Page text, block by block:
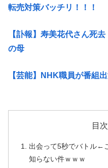
転売対策バッチリ！！！
【訃報】寿美花代さん
の母
【芸能】NHK職員が番組
目次
出会って5秒でバトル←
知らない件ｗｗｗ